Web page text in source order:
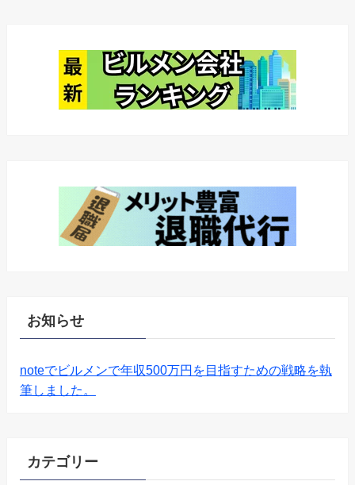
お知らせ
noteでビルメンで年収500万円を目指すための戦略を執
筆しました。
カテゴリー